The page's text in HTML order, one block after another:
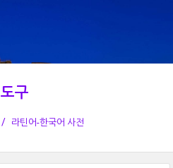
도구
라틴어-한국어 사전